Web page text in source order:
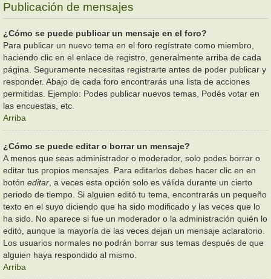
Publicación de mensajes
¿Cómo se puede publicar un mensaje en el foro?
Para publicar un nuevo tema en el foro regístrate como miembro,
haciendo clic en el enlace de registro, generalmente arriba de cada
página. Seguramente necesitas registrarte antes de poder publicar y
responder. Abajo de cada foro encontrarás una lista de acciones
permitidas. Ejemplo: Podes publicar nuevos temas, Podés votar en
las encuestas, etc.
Arriba
¿Cómo se puede editar o borrar un mensaje?
A menos que seas administrador o moderador, solo podes borrar o
editar tus propios mensajes. Para editarlos debes hacer clic en en
botón editar , a veces esta opción solo es válida durante un cierto
periodo de tiempo. Si alguien editó tu tema, encontrarás un pequeño
texto en el suyo diciendo que ha sido modificado y las veces que lo
ha sido. No aparece si fue un moderador o la administración quién lo
editó, aunque la mayoría de las veces dejan un mensaje aclaratorio.
Los usuarios normales no podrán borrar sus temas después de que
alguien haya respondido al mismo.
Arriba